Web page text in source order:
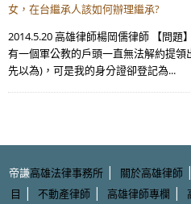
女，在台繼承人該如何辦理繼承?
2014.5.20 高雄律師楊岡儒律師 【問題
有一個軍公教的戶頭一直無法解約提
先以為)，可是我的身分證卻登記為...
帝謙高雄法律事務所| 關於高雄律師|
目
| 不動產律師 | 高雄律師專欄 |